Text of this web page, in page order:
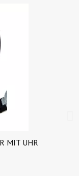
MIT UHR